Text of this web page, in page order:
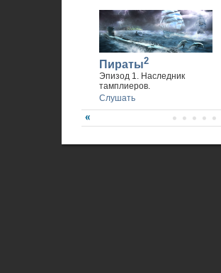
Пираты2
Эпизод 1. Наследник
тамплиеров.
Слушать